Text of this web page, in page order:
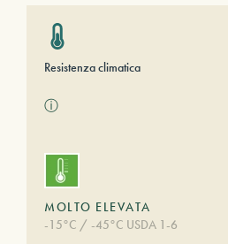
Resistenza climatica
ⓘ
MOLTO ELEVATA
-15°C / -45°C USDA 1-6